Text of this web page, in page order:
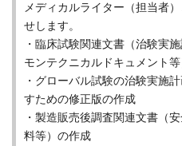
メディカルライター（担当者
せします。
・臨床試験関連文書（治験実
モンテクニカルドキュメント
・グローバル試験の治験実施
すための修正版の作成
・製造販売後調査関連文書（
料等）の作成